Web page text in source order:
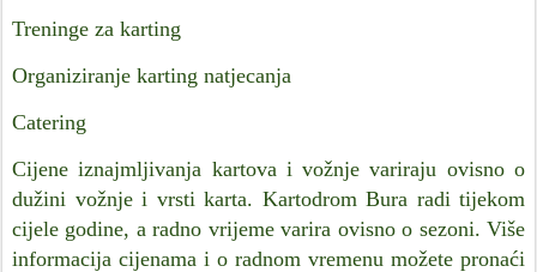
Treninge za karting
Organiziranje karting natjecanja
Catering
Cijene iznajmljivanja kartova i vožnje variraju ovisno o
dužini vožnje i vrsti karta. Kartodrom Bura radi tijekom
cijele godine, a radno vrijeme varira ovisno o sezoni. Više
informacija cijenama i o radnom vremenu možete pronaći